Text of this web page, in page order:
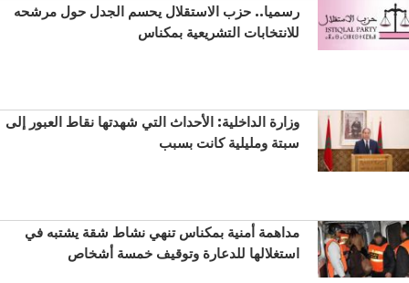
رسميا.. حزب الاستقلال يحسم الجدل حول مرشحه
للانتخابات التشريعية بمكناس
وزارة الداخلية: الأحداث التي شهدتها نقاط العبور إلى
سبتة ومليلية كانت بسبب
مداهمة أمنية بمكناس تنهي نشاط شقة يشتبه في
استغلالها للدعارة وتوقيف خمسة أشخاص